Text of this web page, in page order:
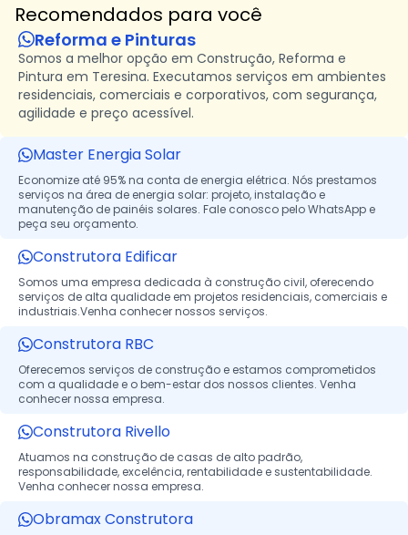
Recomendados para você
Reforma e Pinturas
Somos a melhor opção em Construção, Reforma e
Pintura em Teresina. Executamos serviços em ambientes
residenciais, comerciais e corporativos, com segurança,
agilidade e preço acessível.
Master Energia Solar
Economize até 95% na conta de energia elétrica. Nós prestamos
serviços na área de energia solar: projeto, instalação e
manutenção de painéis solares. Fale conosco pelo WhatsApp e
peça seu orçamento.
Construtora Edificar
Somos uma empresa dedicada à construção civil, oferecendo
serviços de alta qualidade em projetos residenciais, comerciais e
industriais.Venha conhecer nossos serviços.
Construtora RBC
Oferecemos serviços de construção e estamos comprometidos
com a qualidade e o bem-estar dos nossos clientes. Venha
conhecer nossa empresa.
Construtora Rivello
Atuamos na construção de casas de alto padrão,
responsabilidade, excelência, rentabilidade e sustentabilidade.
Venha conhecer nossa empresa.
Obramax Construtora